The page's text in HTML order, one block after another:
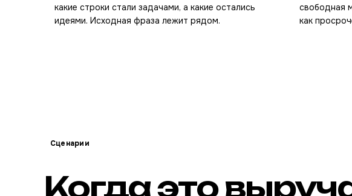
какие строки стали задачами, а какие остались
идеями. Исходная фраза лежит рядом.
свободная
как
Сценарии
Когда это